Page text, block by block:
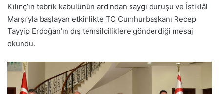
Kılınç’ın tebrik kabulünün ardından saygı duruşu ve İstiklâl
Marşı’yla başlayan etkinlikte TC Cumhurbaşkanı Recep
Tayyip Erdoğan’ın dış temsilciliklere gönderdiği mesaj
okundu.